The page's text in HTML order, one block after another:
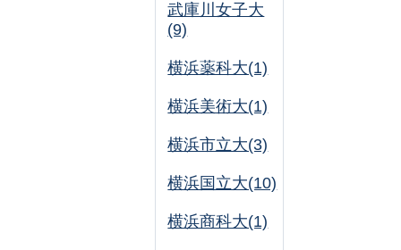
武庫川女子大
(9)
横浜薬科大(1)
横浜美術大(1)
横浜市立大(3)
横浜国立大(10)
横浜商科大(1)